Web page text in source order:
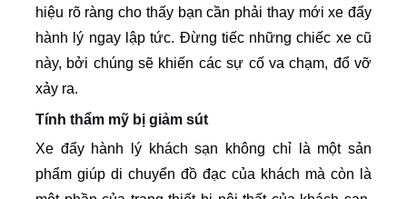
hiệu rõ ràng cho thấy bạn cần phải thay mới xe đẩy
hành lý ngay lập tức. Đừng tiếc những chiếc xe cũ
này, bởi chúng sẽ khiến các sự cố va chạm, đổ vỡ
xảy ra.
Tính thẩm mỹ bị giảm sút
Xe đẩy hành lý khách sạn không chỉ là một sản
phẩm giúp di chuyển đồ đạc của khách mà còn là